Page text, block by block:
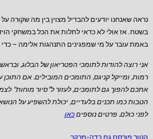
נראה שאנחנו יודעים להבדיל מצוין בין מה שקורה
בשטח. אז אולי לא כדאי לתלות את הכל במשחקי
באמת עובר על מי שמפגינים התנהגות אלימה – כדי
אני רוצה להודות לתומכי הפטריאון של הבלוג,
רמות, ומייקל קניגס, התומכים המובילים.אם התוכן
אתכם להפוך גם לתומכים, לעזור ל"סיור מוחות"
הטבות כמו תכנים בלעדיים, יכולת להשפיע על
לפני כולם. פרטים נוספיםכאן
הטור פורסם גם בדה-מרקר